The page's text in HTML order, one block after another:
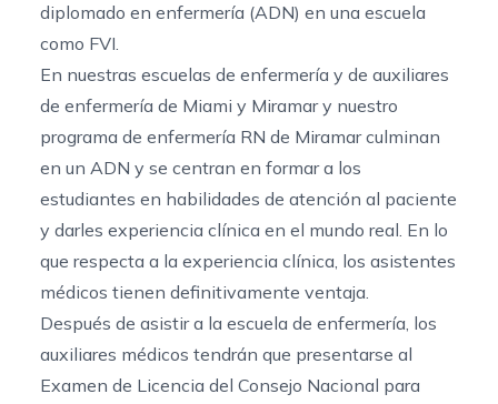
diplomado en enfermería (ADN) en una escuela
como FVI.
En nuestras escuelas de enfermería y de auxiliares
de enfermería de Miami y Miramar y nuestro
programa de enfermería RN de Miramar culminan
en un ADN y se centran en formar a los
estudiantes en habilidades de atención al paciente
y darles experiencia clínica en el mundo real. En lo
que respecta a la experiencia clínica, los asistentes
médicos tienen definitivamente ventaja.
Después de asistir a la escuela de enfermería, los
auxiliares médicos tendrán que presentarse al
Examen de Licencia del Consejo Nacional para